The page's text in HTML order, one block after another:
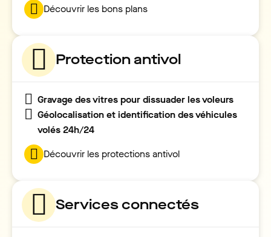
Découvrir les bons plans
Protection antivol
Gravage des vitres pour dissuader les voleurs
Géolocalisation et identification des véhicules
volés 24h/24
Découvrir les protections antivol
Services connectés